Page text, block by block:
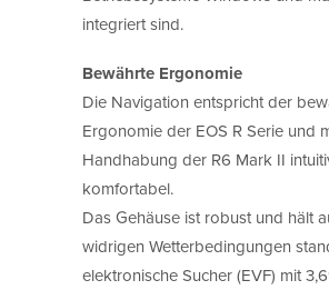
integriert sind.
Bewährte Ergonomie
Die Navigation entspricht der
Ergonomie der EOS R Serie und
Handhabung der R6 Mark II
komfortabel.
Das Gehäuse ist robust und hält
widrigen Wetterbedingungen
elektronische Sucher (EVF) mit